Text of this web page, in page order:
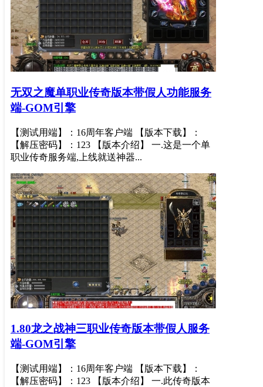
无双之魔单职业传奇版本带假人功能服务
端-GOM引擎
【测试用端】：16周年客户端 【版本下载】：
【解压密码】：123 【版本介绍】 一.这是一个单
职业传奇服务端,上线就送神器...
1.80龙之战神三职业传奇版本带假人服务
端-GOM引擎
【测试用端】：16周年客户端 【版本下载】：
【解压密码】：123 【版本介绍】 一.此传奇版本